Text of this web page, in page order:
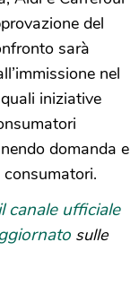
del
sarà
nel
iniziative
domanda e
canale ufficiale
sulle